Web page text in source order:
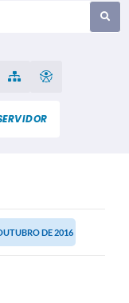
DE 2016